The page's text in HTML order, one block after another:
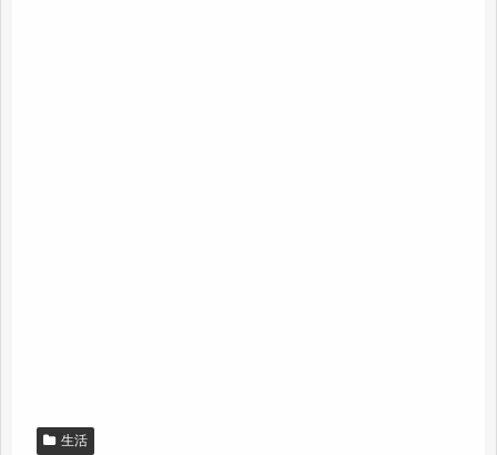
生活